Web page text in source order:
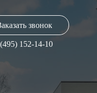
152-14-10
звонок